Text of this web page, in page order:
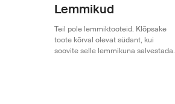
Lemmikud
Teil pole lemmiktooteid. Klõpsake
toote kõrval olevat südant, kui
soovite selle lemmikuna salvestada.